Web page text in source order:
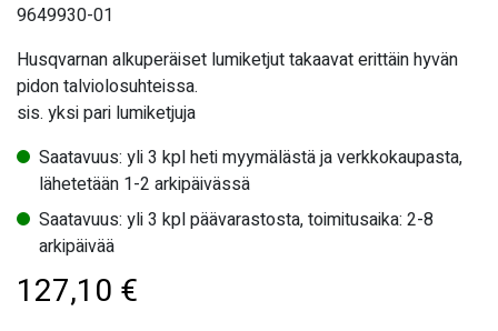
9649930-01
Husqvarnan alkuperäiset lumiketjut takaavat erittäin hyvän
pidon talviolosuhteissa.
sis. yksi pari lumiketjuja
Saatavuus: yli 3 kpl heti myymälästä ja verkkokaupasta,
lähetetään 1-2 arkipäivässä
Saatavuus: yli 3 kpl päävarastosta, toimitusaika: 2-8
arkipäivää
127,10 €